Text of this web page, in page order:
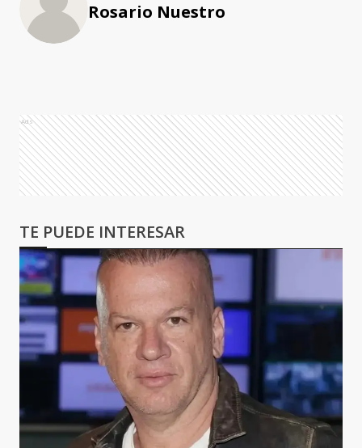
Rosario Nuestro
Ads
TE PUEDE INTERESAR